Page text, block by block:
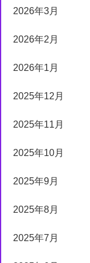
2026年3月
2026年2月
2026年1月
2025年12月
2025年11月
2025年10月
2025年9月
2025年8月
2025年7月